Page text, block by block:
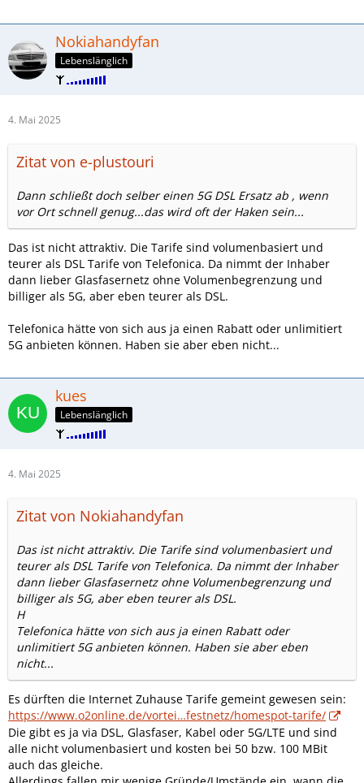
Nokiahandyfan
Lebenslänglich
4. Mai 2025
Zitat von e-plustouri
Dann schließt doch selber einen 5G DSL Ersatz ab , wenn
vor Ort schnell genug...das wird oft der Haken sein...
Das ist nicht attraktiv. Die Tarife sind volumenbasiert und
teurer als DSL Tarife von Telefonica. Da nimmt der Inhaber
dann lieber Glasfasernetz ohne Volumenbegrenzung und
billiger als 5G, aber eben teurer als DSL.
Telefonica hätte von sich aus ja einen Rabatt oder unlimitiert
5G anbieten können. Haben sie aber eben nicht...
kues
Lebenslänglich
4. Mai 2025
Zitat von Nokiahandyfan
Das ist nicht attraktiv. Die Tarife sind volumenbasiert und
teurer als DSL Tarife von Telefonica. Da nimmt der Inhaber
dann lieber Glasfasernetz ohne Volumenbegrenzung und
billiger als 5G, aber eben teurer als DSL.
H
Telefonica hätte von sich aus ja einen Rabatt oder
unlimitiert 5G anbieten können. Haben sie aber eben
nicht...
Es dürften die Internet Zuhause Tarife gemeint gewesen sein:
https://www.o2online.de/vortei…festnetz/homespot-tarife/
Die gibt es ja via DSL, Glasfaser, Kabel oder 5G/LTE und sind
alle nicht volumenbasiert und kosten bei 50 bzw. 100 MBit
auch das gleiche.